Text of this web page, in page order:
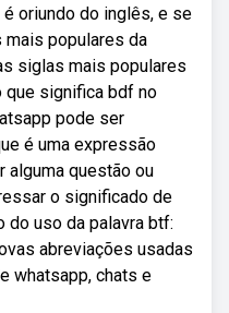
oriundo do inglês, e se
mais populares da
siglas mais populares
que significa bdf no
pode ser
é uma expressão
alguma questão ou
o significado de
do uso da palavra btf:
abreviações usadas
whatsapp, chats e